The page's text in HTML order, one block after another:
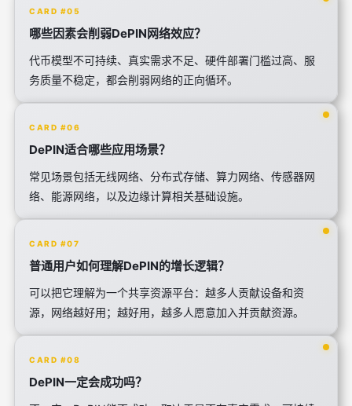
CARD #05
哪些因素会削弱DePIN网络效应？
代币模型不可持续、真实需求不足、硬件部署门槛过高、服
务质量不稳定，都会削弱网络的正向循环。
CARD #06
DePIN适合哪些应用场景？
常见场景包括无线网络、分布式存储、算力网络、传感器网
络、能源网络，以及边缘计算相关基础设施。
CARD #07
普通用户如何理解DePIN的增长逻辑？
可以把它理解为一个共享资源平台：越多人贡献设备和资
源，网络越好用；越好用，越多人愿意加入并贡献资源。
CARD #08
DePIN一定会成功吗？